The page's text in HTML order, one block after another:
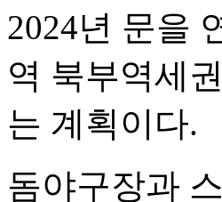
2024년 문을
역 북부역세
는 계획이다.
돔야구장과